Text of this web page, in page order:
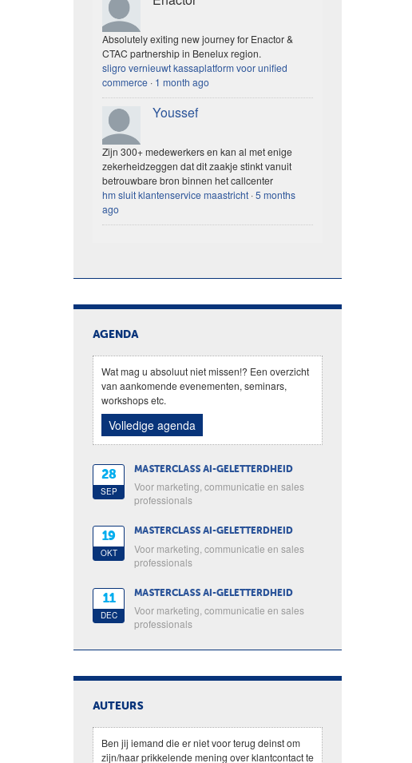
Absolutely exiting new journey for Enactor &
CTAC partnership in Benelux region.
sligro vernieuwt kassaplatform voor unified
commerce · 1 month ago
Youssef
Zijn 300+ medewerkers en kan al met enige
zekerheidzeggen dat dit zaakje stinkt vanuit
betrouwbare bron binnen het callcenter
hm sluit klantenservice maastricht ·5 months
ago
AGENDA
Wat mag u absoluut niet missen!? Een overzicht
van aankomende evenementen, seminars,
workshops etc.
Volledige agenda
28
SEP
MASTERCLASS AI-GELETTERDHEID
Voor marketing, communicatie en sales
professionals
19
OKT
MASTERCLASS AI-GELETTERDHEID
Voor marketing, communicatie en sales
professionals
11
DEC
MASTERCLASS AI-GELETTERDHEID
Voor marketing, communicatie en sales
professionals
AUTEURS
Ben jij iemand die er niet voor terug deinst om
zijn/haar prikkelende mening over klantcontact te